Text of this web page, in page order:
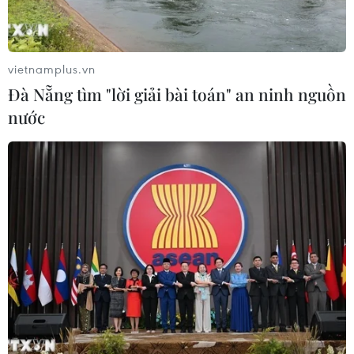
động của Vệ binh Quốc gia
05/08/2026 03:26
CƠ QUAN CHỦ QUẢN: THÔNG TẤN XÃ VIỆT NAM
Tổng Biên tập: TRẦN TIẾN DUẨN
Phó Tổng Biên tập: NGUYỄN THỊ TÁM, KHÚC THANH
THỦY
vietnamplus.vn
Đà Nẵng tìm "lời giải bài toán" an ninh nguồn
nước